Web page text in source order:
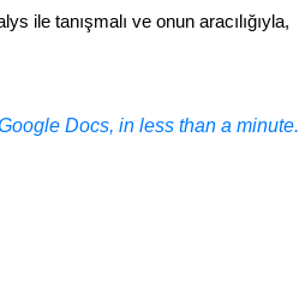
ile tanışmalı ve onun aracılığıyla,
Docs, in less than a minute.